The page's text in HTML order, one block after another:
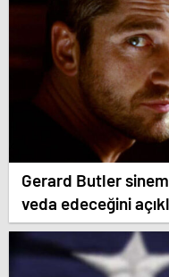
Gerard Butler
veda edeceğini